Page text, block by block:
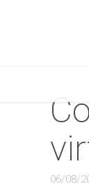
06/08/